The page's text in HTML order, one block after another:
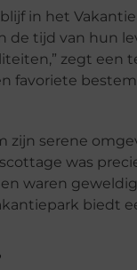
in het
de tijd van hun
zegt een
favoriete
zijn serene
was
waren
biedt